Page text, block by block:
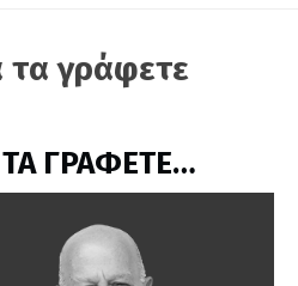
τα γράφετε
ΓΡΑΦΕΤΕ…